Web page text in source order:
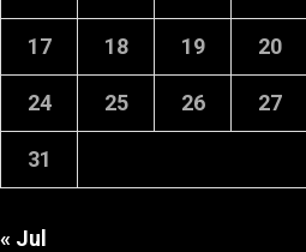
17 18 19 20
24 25 26 27
31
« Jul